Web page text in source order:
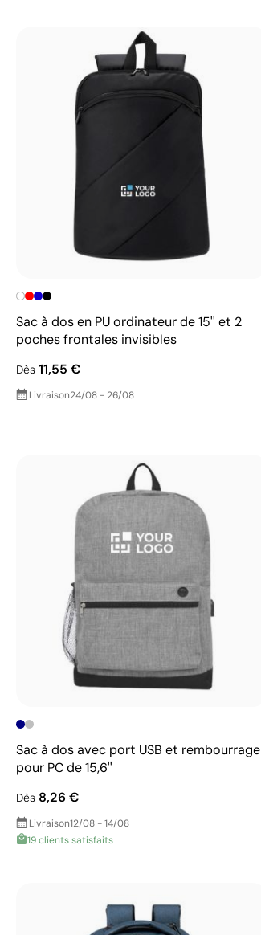
Sac à dos en PU ordinateur de 15'' et 2
poches frontales invisibles
Dès 11,55 €
Livraison24/08 - 26/08
Sac à dos avec port USB et rembourrage
pour PC de 15,6''
Dès 8,26 €
Livraison12/08 - 14/08
19 clients satisfaits